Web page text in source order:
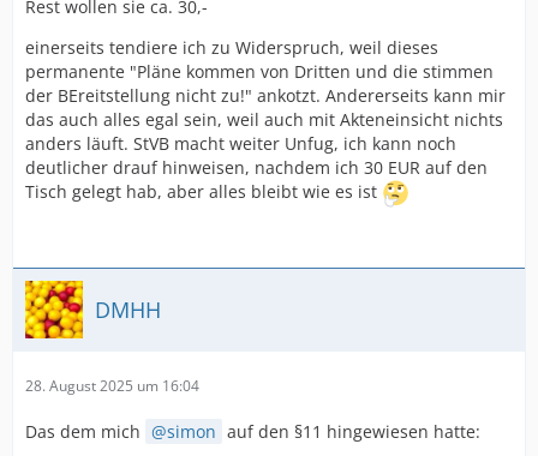
Rest wollen sie ca. 30,-
einerseits tendiere ich zu Widerspruch, weil dieses
permanente "Pläne kommen von Dritten und die stimmen
der BEreitstellung nicht zu!" ankotzt. Andererseits kann mir
das auch alles egal sein, weil auch mit Akteneinsicht nichts
anders läuft. StVB macht weiter Unfug, ich kann noch
deutlicher drauf hinweisen, nachdem ich 30 EUR auf den
Tisch gelegt hab, aber alles bleibt wie es ist
DMHH
28. August 2025 um 16:04
Das dem mich simon auf den §11 hingewiesen hatte: